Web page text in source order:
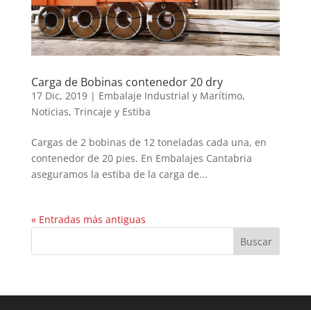
Carga de Bobinas contenedor 20 dry
17 Dic, 2019| Embalaje Industrial y Marítimo,
Noticias, Trincaje y Estiba
Cargas de 2 bobinas de 12 toneladas cada una, en
contenedor de 20 pies. En Embalajes Cantabria
aseguramos la estiba de la carga de...
« Entradas más antiguas